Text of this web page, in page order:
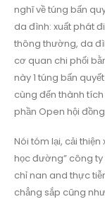
nghĩ về túng bấn
da đình: xuất phát
thông thường, da
cơ quan chi phối
này 1 túng bấn
cùng đến thành
phần Open hội
Nói tóm lại, cải
học đường” công
chỉ nan and thực
chẳng sắp cũng